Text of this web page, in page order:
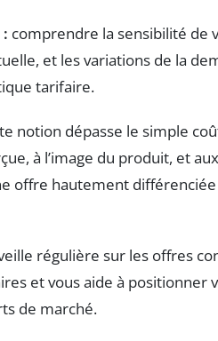
comprendre la sensibilité de
et les variations de la
tarifaire.
notion dépasse le simple
à l’image du produit, et
offre hautement
régulière sur les offres
et vous aide à positionner
de marché.